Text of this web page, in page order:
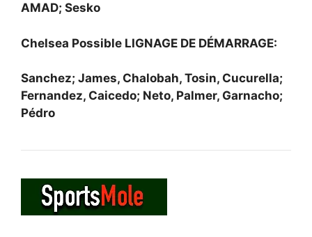
AMAD; Sesko
Chelsea Possible LIGNAGE DE DÉMARRAGE:
Sanchez; James, Chalobah, Tosin, Cucurella;
Fernandez, Caicedo; Neto, Palmer, Garnacho;
Pédro